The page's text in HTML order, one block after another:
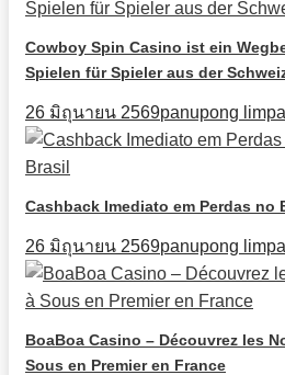
Cowboy Spin Casino ist ein
Spielen für Spieler aus der
26 มิถุนายน 2569panupong
Cashback Imediato em Perdas no
26 มิถุนายน 2569panupong
BoaBoa Casino – Découvrez les
Sous en Premier en France